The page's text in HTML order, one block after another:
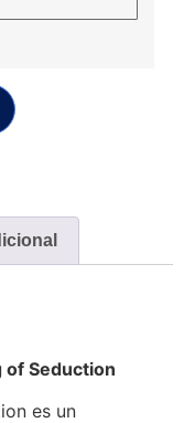
of Seduction
es un